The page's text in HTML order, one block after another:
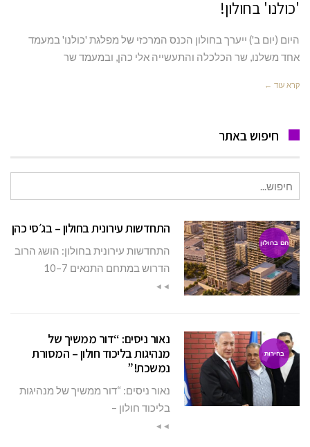
'כולנו' בחולון!
היום (יום ב') ייערך בחולון הכנס המרכזי של מפלגת 'כולנו' במעמד
אחד משלנו, שר הכלכלה והתעשייה אלי כהן, ובמעמד שר
קרא עוד ←
חיפוש באתר
עבור:
חם בחולון
התחדשות עירונית בחולון – בג׳סי כהן
התחדשות עירונית בחולון: הושג הרוב
הדרוש במתחם התנאים 7–10
◄◄
בחירות
נאור ניסים: “דור ממשיך של
מנהיגות בליכוד חולון – המסורת
נמשכת!”
נאור ניסים: “דור ממשיך של מנהיגות
בליכוד חולון –
◄◄